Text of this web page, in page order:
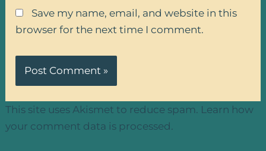
Save my name, email, and website in this
browser for the next time I comment.
This site uses Akismet to reduce spam. Learn how
your comment data is processed.